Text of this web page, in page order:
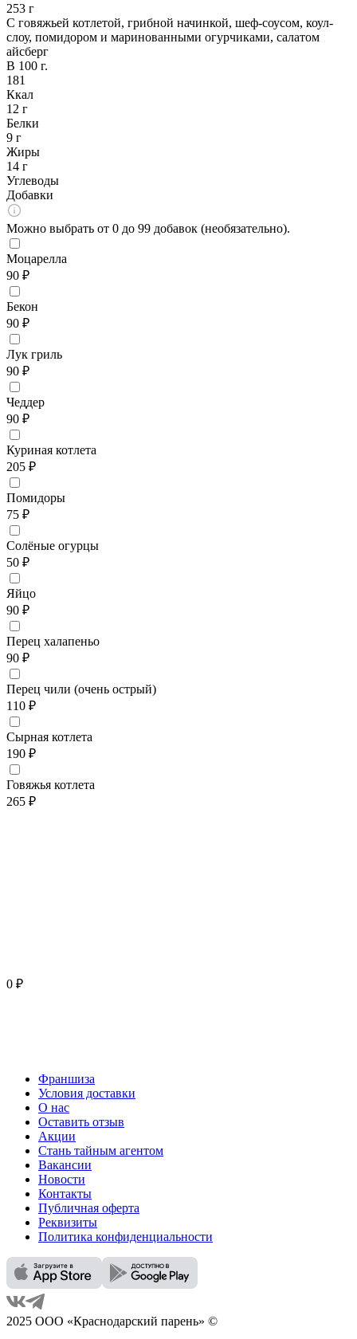
253 г
С говяжьей котлетой, грибной начинкой, шеф-соусом, коул-
слоу, помидором и маринованными огурчиками, салатом
айсберг
В 100 г.
181
Ккал
12 г
Белки
9 г
Жиры
14 г
Углеводы
Добавки
Можно выбрать от 0 до 99 добавок (необязательно).
Моцарелла
90 ₽
Бекон
90 ₽
Лук гриль
90 ₽
Чеддер
90 ₽
Куриная котлета
205 ₽
Помидоры
75 ₽
Солёные огурцы
50 ₽
Яйцо
90 ₽
Перец халапеньо
90 ₽
Перец чили (очень острый)
110 ₽
Сырная котлета
190 ₽
Говяжья котлета
265 ₽
0 ₽
Франшиза
Условия доставки
О нас
Оставить отзыв
Акции
Стань тайным агентом
Вакансии
Новости
Контакты
Публичная оферта
Реквизиты
Политика конфиденциальности
2025 ООО «Краснодарский парень» ©